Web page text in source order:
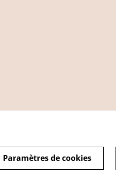
Paramètres de cookies